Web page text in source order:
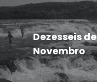
Dezesseis de
Novembro